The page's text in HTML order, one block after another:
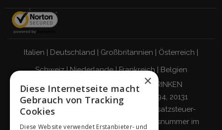
Italien Deutschland Großbritannien Österreich
Schweiz|Niederlande|Frankreich
Belgien
VERANTWORTUNGSBEWUSST TRINKEN
Giordano Vini S.p.A.Viale Abruzzi 94, 20131
Mailand – Italien - Steuernummer, Umsatzsteuer-
Identifikationsnummer und Eintragungsnummer im
×
Diese Internetseite macht
Gebrauch von Tracking
Cookies
Diese Website verwendet Erstanbieter- und